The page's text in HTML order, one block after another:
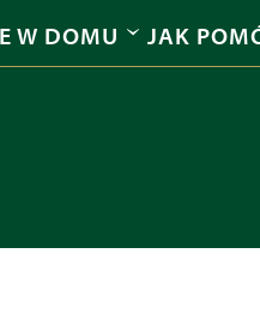
W DOMU JAK